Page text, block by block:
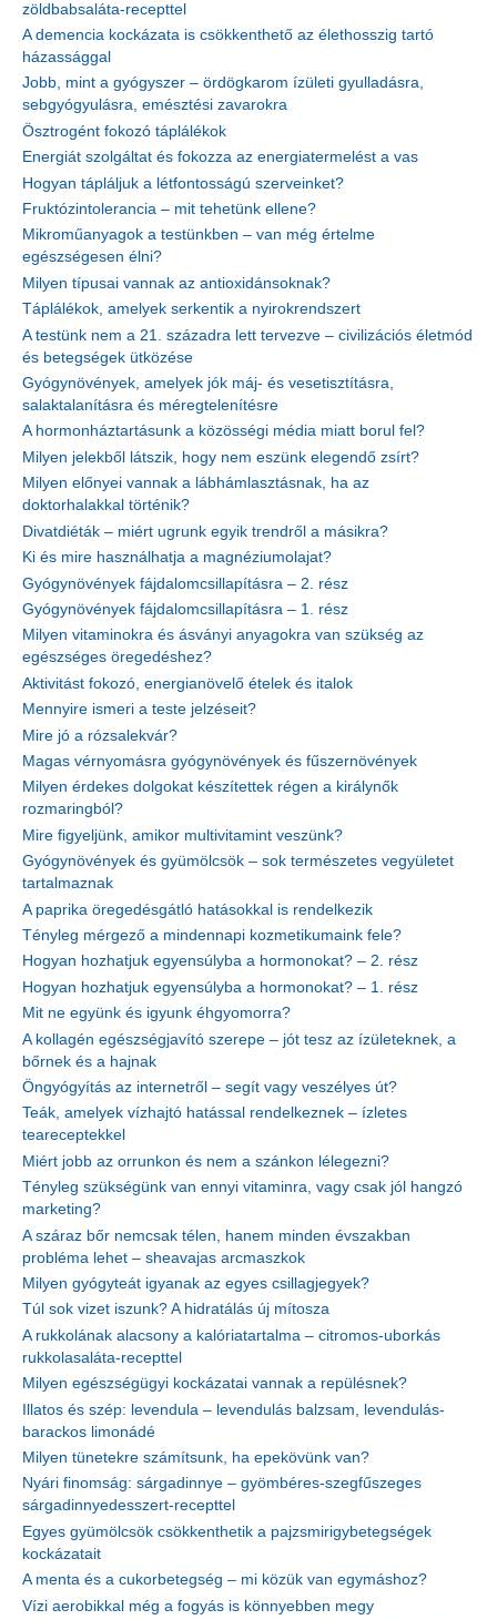
zöldbabsaláta-recepttel
A demencia kockázata is csökkenthető az élethosszig tartó
házassággal
Jobb, mint a gyógyszer – ördögkarom ízületi gyulladásra,
sebgyógyulásra, emésztési zavarokra
Ösztrogént fokozó táplálékok
Energiát szolgáltat és fokozza az energiatermelést a vas
Hogyan tápláljuk a létfontosságú szerveinket?
Fruktózintolerancia – mit tehetünk ellene?
Mikroműanyagok a testünkben – van még értelme
egészségesen élni?
Milyen típusai vannak az antioxidánsoknak?
Táplálékok, amelyek serkentik a nyirokrendszert
A testünk nem a 21. századra lett tervezve – civilizációs életmód
és betegségek ütközése
Gyógynövények, amelyek jók máj- és vesetisztításra,
salaktalanításra és méregtelenítésre
A hormonháztartásunk a közösségi média miatt borul fel?
Milyen jelekből látszik, hogy nem eszünk elegendő zsírt?
Milyen előnyei vannak a lábhámlasztásnak, ha az
doktorhalakkal történik?
Divatdiéták – miért ugrunk egyik trendről a másikra?
Ki és mire használhatja a magnéziumolajat?
Gyógynövények fájdalomcsillapításra – 2. rész
Gyógynövények fájdalomcsillapításra – 1. rész
Milyen vitaminokra és ásványi anyagokra van szükség az
egészséges öregedéshez?
Aktivitást fokozó, energianövelő ételek és italok
Mennyire ismeri a teste jelzéseit?
Mire jó a rózsalekvár?
Magas vérnyomásra gyógynövények és fűszernövények
Milyen érdekes dolgokat készítettek régen a királynők
rozmaringból?
Mire figyeljünk, amikor multivitamint veszünk?
Gyógynövények és gyümölcsök – sok természetes vegyületet
tartalmaznak
A paprika öregedésgátló hatásokkal is rendelkezik
Tényleg mérgező a mindennapi kozmetikumaink fele?
Hogyan hozhatjuk egyensúlyba a hormonokat? – 2. rész
Hogyan hozhatjuk egyensúlyba a hormonokat? – 1. rész
Mit ne együnk és igyunk éhgyomorra?
A kollagén egészségjavító szerepe – jót tesz az ízületeknek, a
bőrnek és a hajnak
Öngyógyítás az internetről – segít vagy veszélyes út?
Teák, amelyek vízhajtó hatással rendelkeznek – ízletes
teareceptekkel
Miért jobb az orrunkon és nem a szánkon lélegezni?
Tényleg szükségünk van ennyi vitaminra, vagy csak jól hangzó
marketing?
A száraz bőr nemcsak télen, hanem minden évszakban
probléma lehet – sheavajas arcmaszkok
Milyen gyógyteát igyanak az egyes csillagjegyek?
Túl sok vizet iszunk? A hidratálás új mítosza
A rukkolának alacsony a kalóriatartalma – citromos-uborkás
rukkolasaláta-recepttel
Milyen egészségügyi kockázatai vannak a repülésnek?
Illatos és szép: levendula – levendulás balzsam, levendulás-
barackos limonádé
Milyen tünetekre számítsunk, ha epekövünk van?
Nyári finomság: sárgadinnye – gyömbéres-szegfűszeges
sárgadinnyedesszert-recepttel
Egyes gyümölcsök csökkenthetik a pajzsmirigybetegségek
kockázatait
A menta és a cukorbetegség – mi közük van egymáshoz?
Vízi aerobikkal még a fogyás is könnyebben megy